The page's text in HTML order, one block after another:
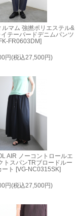
ルマム 強撚ポリエステル&
テーパードデニムパンツ
FR0603DM]
円(税込27,500円)
AIR ノーコントロールエ
トスパンTRブロードルー
ート [VG-NC0315SK]
円(税込27,500円)